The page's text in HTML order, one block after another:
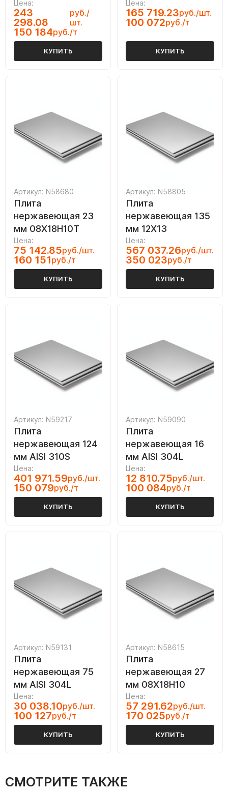
Цена:
243
298.08
руб./
шт.
150 184руб./т
КУПИТЬ
Цена:
165 719.23руб./шт.
100 072руб./т
КУПИТЬ
Артикул: N58680
Плита
нержавеющая 23
мм 08Х18Н10Т
Цена:
75 142.85руб./шт.
160 151руб./т
КУПИТЬ
Артикул: N58805
Плита
нержавеющая 135
мм 12Х13
Цена:
567 037.26руб./шт.
350 023руб./т
КУПИТЬ
Артикул: N59217
Плита
нержавеющая 124
мм AISI 310S
Цена:
401 971.59руб./шт.
150 079руб./т
КУПИТЬ
Артикул: N59090
Плита
нержавеющая 16
мм AISI 304L
Цена:
12 810.75руб./шт.
100 084руб./т
КУПИТЬ
Артикул: N59131
Плита
нержавеющая 75
мм AISI 304L
Цена:
30 038.10руб./шт.
100 127руб./т
КУПИТЬ
Артикул: N58615
Плита
нержавеющая 27
мм 08Х18Н10
Цена:
57 291.62руб./шт.
170 025руб./т
КУПИТЬ
СМОТРИТЕ ТАКЖЕ